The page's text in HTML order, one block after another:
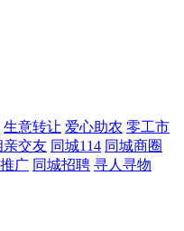
生意转让 爱心助农 零工市
亲交友 同城114 同城商圈
广 同城招聘 寻人寻物